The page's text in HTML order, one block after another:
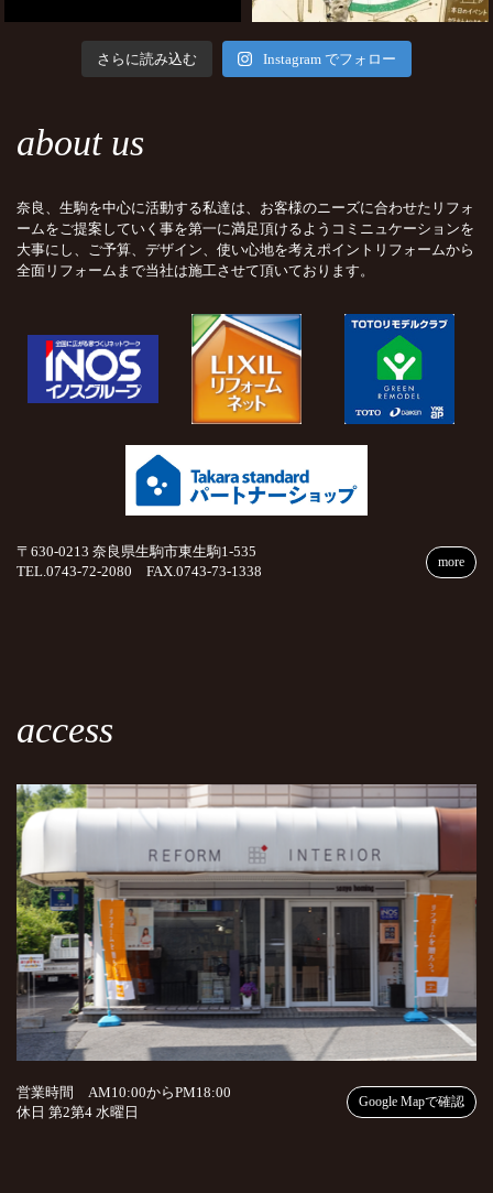
さらに読み込む Instagram でフォロー
about us
奈良、生駒を中心に活動する私達は、お客様のニーズに合わせたリフォ
ームをご提案していく事を第一に満足頂けるようコミニュケーションを
大事にし、ご予算、デザイン、使い心地を考えポイントリフォームから
全面リフォームまで当社は施工させて頂いております。
〒630-0213 奈良県生駒市東生駒1-535
TEL.0743-72-2080 FAX.0743-73-1338
more
access
営業時間 AM10:00からPM18:00
休日 第2第4 水曜日
Google Mapで確認